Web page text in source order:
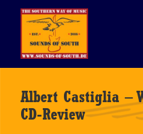
Albert Castiglia –
CD-Review